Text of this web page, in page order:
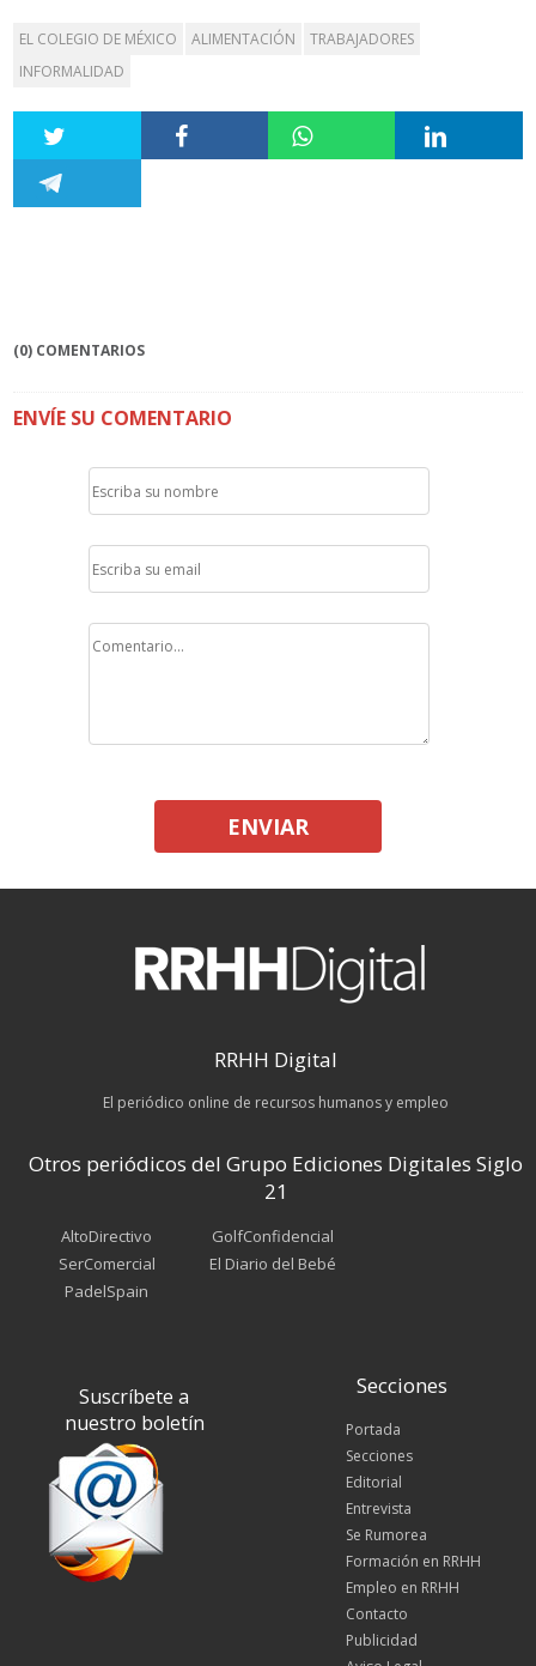
EL COLEGIO DE MÉXICO ALIMENTACIÓN
TRABAJADORES
INFORMALIDAD
(0) COMENTARIOS
ENVÍE SU COMENTARIO
ENVIAR
RRHH Digital
El periódico online de recursos humanos y empleo
Otros periódicos del Grupo Ediciones Digitales Siglo
21
AltoDirectivo
SerComercial
PadelSpain
GolfConfidencial
El Diario del Bebé
Suscríbete a
nuestro boletín
Secciones
Portada
Secciones
Editorial
Entrevista
Se Rumorea
Formación en RRHH
Empleo en RRHH
Contacto
Publicidad